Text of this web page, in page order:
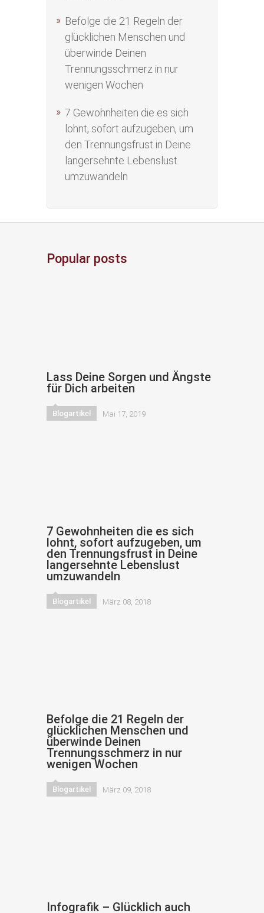
Befolge die 21 Regeln der
glücklichen Menschen und
überwinde Deinen
Trennungsschmerz in nur
wenigen Wochen
7 Gewohnheiten die es sich
lohnt, sofort aufzugeben, um
den Trennungsfrust in Deine
langersehnte Lebenslust
umzuwandeln
Popular posts
Lass Deine Sorgen und Ängste
für Dich arbeiten
Blogartikel Mai 17, 2019
7 Gewohnheiten die es sich
lohnt, sofort aufzugeben, um
den Trennungsfrust in Deine
langersehnte Lebenslust
umzuwandeln
Blogartikel März 08, 2018
Befolge die 21 Regeln der
glücklichen Menschen und
überwinde Deinen
Trennungsschmerz in nur
wenigen Wochen
Blogartikel März 09, 2018
Infografik – Glücklich auch